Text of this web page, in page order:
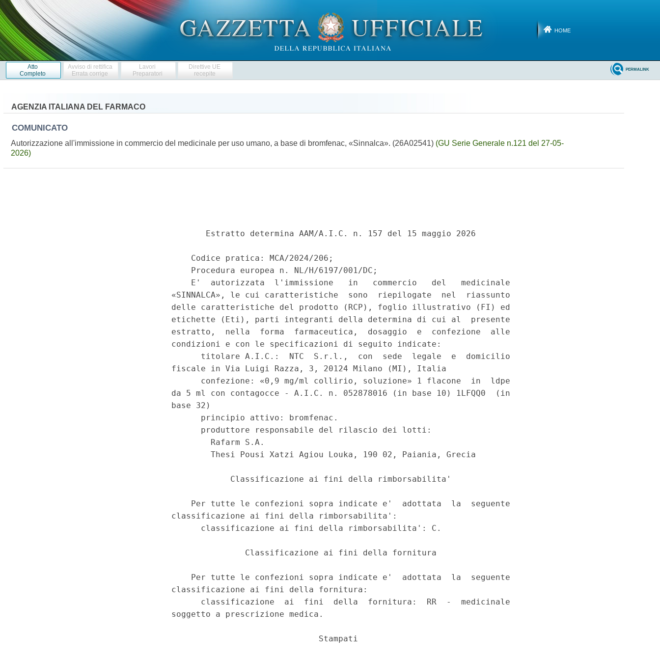
HOME
Atto
Completo
Avviso di rettifica
Errata corrige
Lavori
Preparatori
Direttive UE
recepite
PERMALINK
AGENZIA ITALIANA DEL FARMACO
COMUNICATO
Autorizzazione all'immissione in commercio del medicinale per uso umano, a base di bromfenac, «Sinnalca». (26A02541) (GU Serie Generale n.121 del 27-05-
2026)